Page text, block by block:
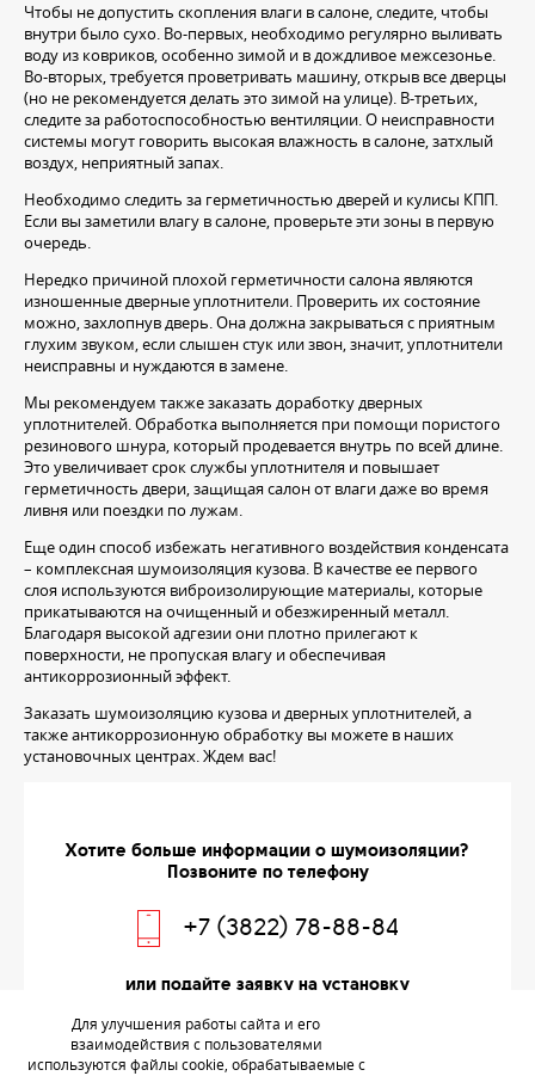
Чтобы не допустить скопления влаги в салоне, следите, чтобы
внутри было сухо. Во-первых, необходимо регулярно выливать
воду из ковриков, особенно зимой и в дождливое межсезонье.
Во-вторых, требуется проветривать машину, открыв все дверцы
(но не рекомендуется делать это зимой на улице). В-третьих,
следите за работоспособностью вентиляции. О неисправности
системы могут говорить высокая влажность в салоне, затхлый
воздух, неприятный запах.
Необходимо следить за герметичностью дверей и кулисы КПП.
Если вы заметили влагу в салоне, проверьте эти зоны в первую
очередь.
Нередко причиной плохой герметичности салона являются
изношенные дверные уплотнители. Проверить их состояние
можно, захлопнув дверь. Она должна закрываться с приятным
глухим звуком, если слышен стук или звон, значит, уплотнители
неисправны и нуждаются в замене.
Мы рекомендуем также заказать доработку дверных
уплотнителей. Обработка выполняется при помощи пористого
резинового шнура, который продевается внутрь по всей длине.
Это увеличивает срок службы уплотнителя и повышает
герметичность двери, защищая салон от влаги даже во время
ливня или поездки по лужам.
Еще один способ избежать негативного воздействия конденсата
– комплексная шумоизоляция кузова. В качестве ее первого
слоя используются виброизолирующие материалы, которые
прикатываются на очищенный и обезжиренный металл.
Благодаря высокой адгезии они плотно прилегают к
поверхности, не пропуская влагу и обеспечивая
антикоррозионный эффект.
Заказать шумоизоляцию кузова и дверных уплотнителей, а
также антикоррозионную обработку вы можете в наших
установочных центрах. Ждем вас!
Хотите больше информации о шумоизоляции?
Позвоните по телефону
+7 (3822) 78-88-84
или подайте заявку на установку
ЗАПИСЬ НА УСТАНОВКУ
Для улучшения работы сайта и его
взаимодействия с пользователями
используются файлы cookie, обрабатываемые с